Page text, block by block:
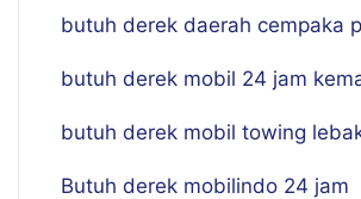
butuh derek daerah cempaka
butuh derek mobil 24 jam
butuh derek mobil towing
Butuh derek mobilindo 24 jam